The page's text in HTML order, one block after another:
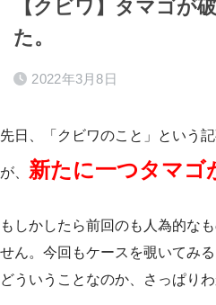
【クビワ】タマゴが
た。
2022年3月8日
先日、「クビワのこと」という
が、 新たに一つタマゴ
もしかしたら前回のも人為的な
せん。今回もケースを覗いてみ
どういうことなのか、さっぱりわ